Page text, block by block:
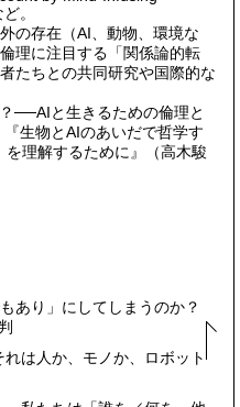
。
の存在（AI、動物、環境な
理に注目する「関係論的転
たちとの共同研究や国際的な
──AIと生きるための倫理と
生物とAIのあいだで哲学す
を理解するために』（高木駿
あり」にしてしまうのか？
は人か、モノか、ロボット